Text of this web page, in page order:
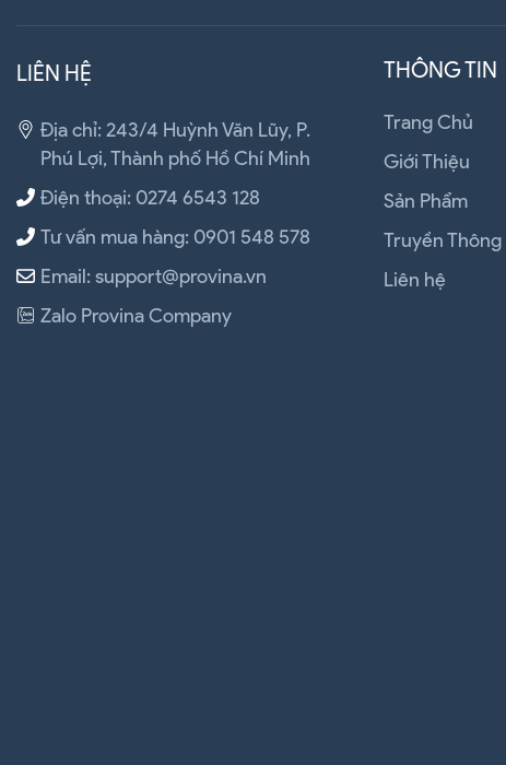
LIÊN HỆ
Địa chỉ: 243/4 Huỳnh Văn Lũy, P.
Phú Lợi, Thành phố Hồ Chí Minh
Điện thoại: 0274 6543 128
Tư vấn mua hàng: 0901 548 578
Email: support@provina.vn
Zalo Provina Company
THÔNG TIN
Trang Chủ
Giới Thiệu
Sản Phẩm
Truyền Thông
Liên hệ